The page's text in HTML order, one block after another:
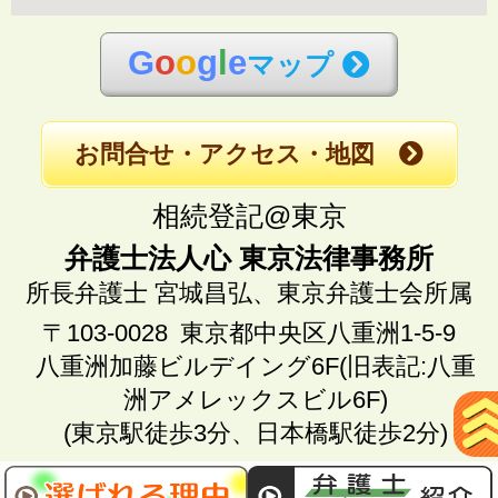
Goog eマップ
お問合せ・アクセス・地図
相続登記@東京
弁護士法人心 東京法律事務所
所長弁護士 宮城昌弘、 東京弁護士会所属
〒103-0028 東京都中央区八重洲1-5-9
八重洲加藤ビルデイング6F(旧表記:八重
洲アメレックスビル6F)
(東京駅徒歩3分、日本橋駅徒歩2分)